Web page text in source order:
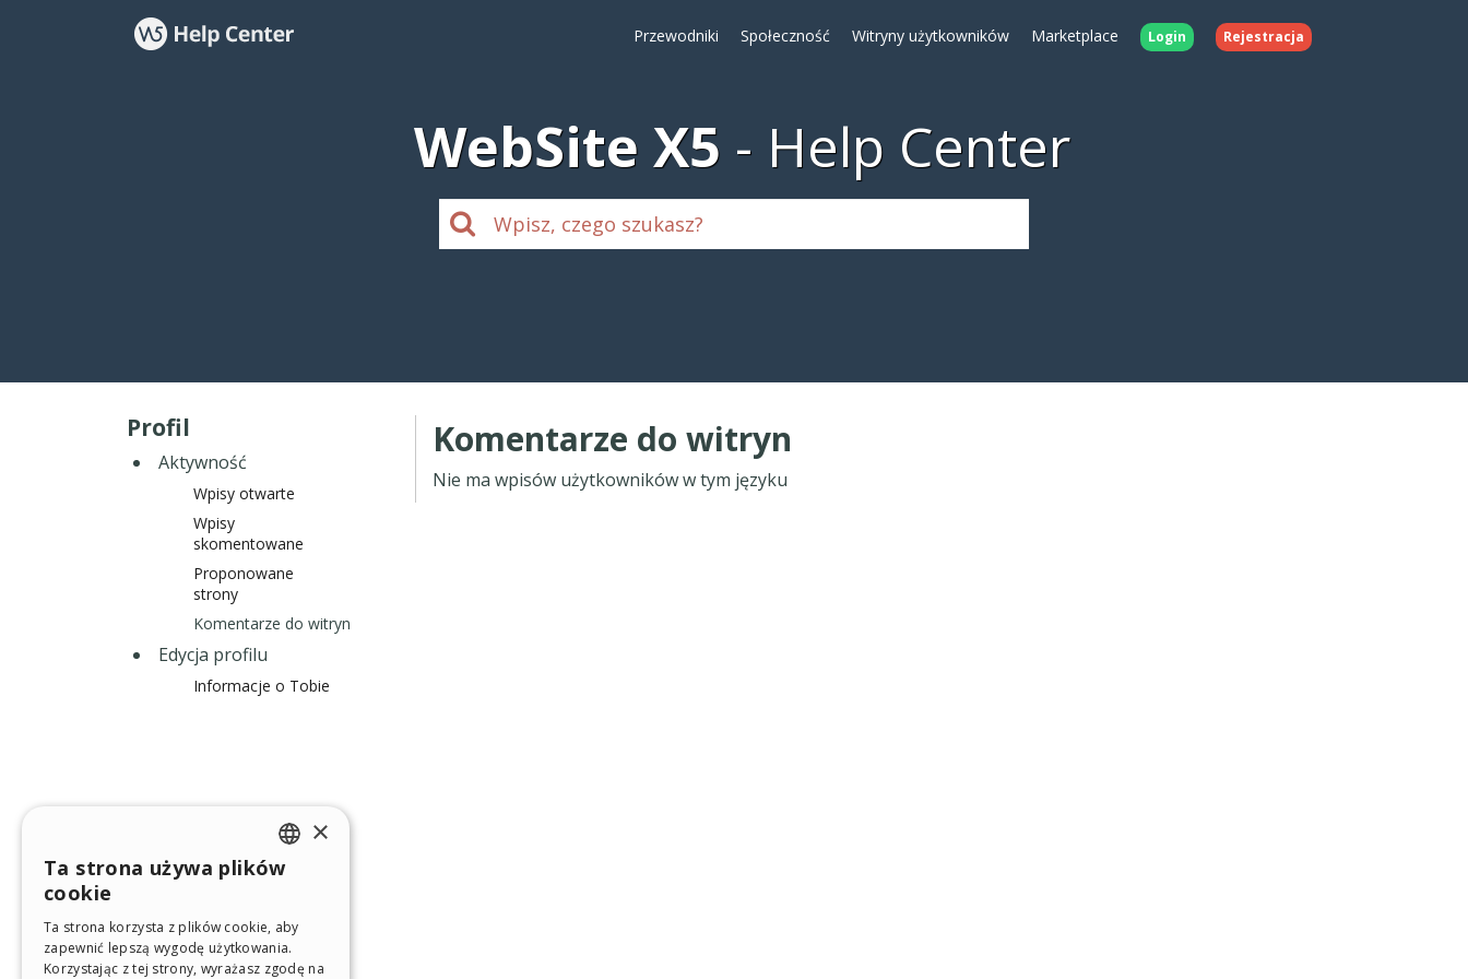
Przewodniki Społeczność Witryny użytkowników Marketplace Login Rejestracja
WebSite X5 Help Center
Profil
Aktywność
Wpisy otwarte
Wpisy
skomentowane
Proponowane
strony
Komentarze do witryn
Edycja profilu
Informacje o Tobie
Komentarze do witryn
Nie ma wpisów użytkowników w tym języku
ENGLISH
GERMAN
×
Ta strona używa plików
cookie
Ta strona korzysta z plików cookie, aby
zapewnić lepszą wygodę użytkowania.
Korzystając z tej strony, wyrażasz zgodę na